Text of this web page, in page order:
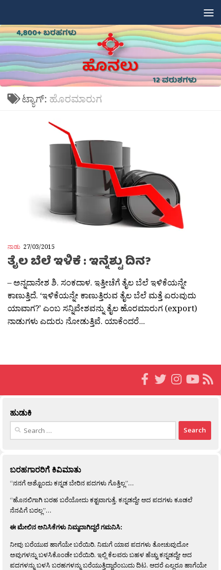
ಟ್ಯಾಗ್: ಹೊರಮಾರುಗ
ನಾಡು 27/03/2015
ತೈಲ ಬೆಲೆ ಇಳಿಕೆ : ಇನ್ನೆಶ್ಟು ದಿನ?
– ಅನ್ನದಾನೇಶ ಶಿ. ಸಂಕದಾಳ. ಇತ್ತೀಚೆಗೆ ತೈಲ ಬೆಲೆ ಇಳಿಕೆಯನ್ನೇ
ಕಾಣುತ್ತಿದೆ. ‘ಇಳಿಕೆಯನ್ನೇ ಕಾಣುತ್ತಿರುವ ತೈಲ ಬೆಲೆ ಮತ್ತೆ ಏರುವುದು
ಯಾವಾಗ?’ ಎಂಬ ಸನ್ನಿವೇಶವನ್ನು ತೈಲ ಹೊರಮಾರುಗ (export)
ನಾಡುಗಳು ಎದುರು ನೋಡುತ್ತಿವೆ. ಯಾಕೆಂದರೆ...
ಹುಡುಕಿ
Search
ಬರಹಗಾರರಿಗೆ ಕಿವಿಮಾತು
“ನನಗೆ ಅಶ್ಟೊಂದು ಕನ್ನಡ ಬೇರಿನ ಪದಗಳು ಗೊತ್ತಿಲ್ಲ”…
“ಹೊನಲಿಗಾಗಿ ಬರಹ ಬರೆಯೋದು ಕಶ್ಟವಾಗುತ್ತೆ. ಕನ್ನಡದ್ದೇ ಆದ ಪದಗಳು ಕೂಡಲೆ
ನೆನಪಿಗೆ ಬರಲ್ಲ”…
ಈ ಮೇಲಿನ ಅನಿಸಿಕೆಗಳು ನಿಮ್ಮದಾಗಿದ್ದರೆ ಗಮನಿಸಿ:
ನೀವು ಬರೆಯುವ ಹಾಗೆಯೇ ಬರೆಯಿರಿ. ನಿಮಗೆ ಯಾವ ಪದಗಳು ತೋಚುವುದೋ
ಅವುಗಳನ್ನು ಬಳಸಿಕೊಂಡೇ ಬರೆಯಿರಿ. ಇಲ್ಲಿ ಕೆಲವರು ಬಹಳ ಹೆಚ್ಚು ಕನ್ನಡದ್ದೇ ಆದ
ಪದಗಳನ್ನು ಬಳಸಿ ಬರಹಗಳನ್ನು ಬರೆಯುತ್ತಿದ್ದಾರೆಂಬುದು ದಿಟ. ಆದರೆ ಎಲ್ಲರೂ ಹಾಗೆಯೇ